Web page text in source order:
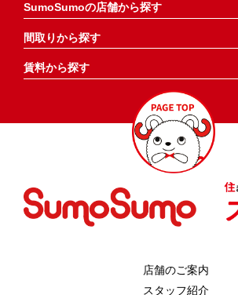
SumoSumoの店舗から探す
間取りから探す
賃料から探す
店舗のご案内
スタッフ紹介